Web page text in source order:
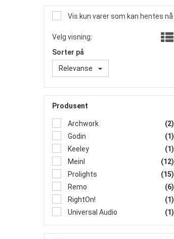
Vis kun varer som kan hentes nå
Velg visning:
Sorter på
Relevanse
Produsent
Archwork
(2)
Godin
(1)
Keeley
(1)
Meinl
(12)
Prolights
(15)
Remo
(6)
RightOn!
(1)
Universal Audio
(1)